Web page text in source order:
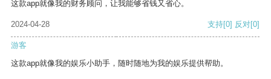
这款app就像我的财务顾问，让我能够省钱又省心。
2024-04-28 支持[0] 反对[0]
游客
这款app就像我的娱乐小助手，随时随地为我的娱乐提供帮助。